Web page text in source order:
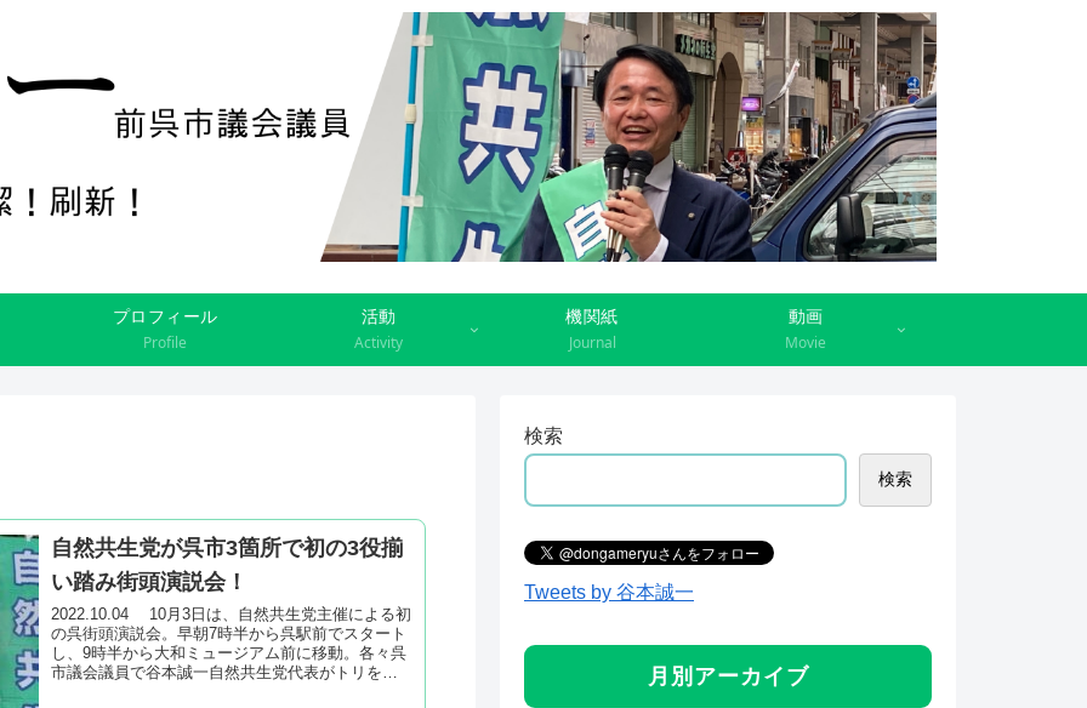
プロフィール
Profile
活動
Activity
機関紙
Journal
動画
Movie
自然共生党が呉市3箇所で初の3役揃
い踏み街頭演説会！
2022.10.04 10月3日は、自然共生党主催による初
の呉街頭演説会。早朝7時半から呉駅前でスタート
し、9時半から大和ミュージアム前に移動。各々呉
市議会議員で谷本誠一自然共生党代表がトリを務
検索
検索
Tweets by 谷本誠一
月別アーカイブ